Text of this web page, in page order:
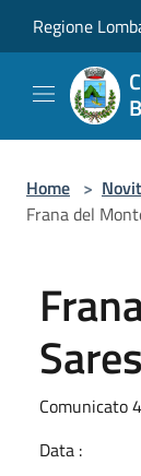
Regione
Home >
Frana del
Comunicato
Data :